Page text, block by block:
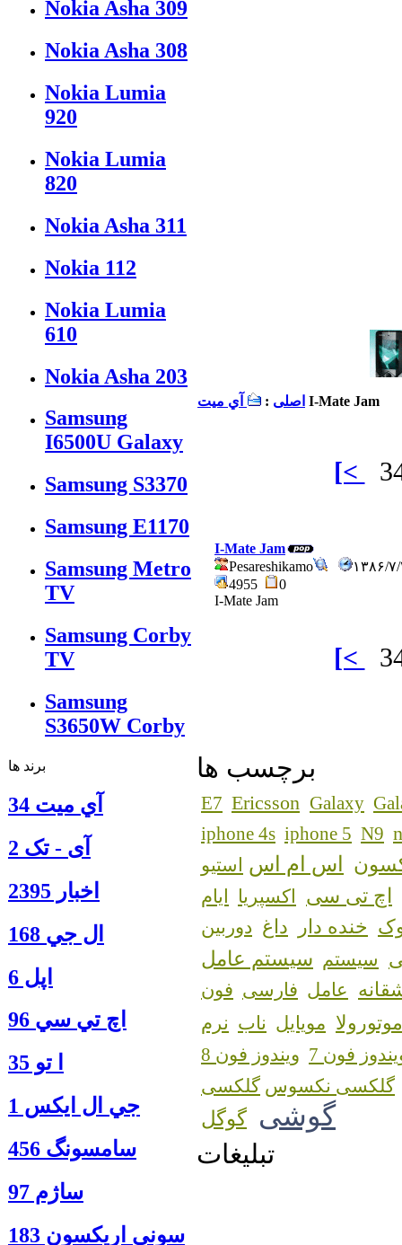
Nokia Asha 309
Nokia Asha 308
Nokia Lumia
920
Nokia Lumia
820
Nokia Asha 311
Nokia 112
Nokia Lumia
610
Nokia Asha 203
Samsung
I6500U Galaxy
Samsung S3370
Samsung E1170
Samsung Metro
TV
Samsung Corby
TV
Samsung
S3650W Corby
برند ها
آي ميت 34
آی - تک 2
اخبار 2395
ال جي 168
اپل 6
اچ تي سي 96
ا‍ تو 35
جي ال ايكس 1
سامسونگ 456
ساژم 97
سوني اريكسون 183
اصلی : آي ميت I-Mate Jam
[<
I-Mate Jam
Pesareshikamo
۶:۵۲
4955
0
I-Mate Jam
[<
برچسب ها
E7 Ericsson Galaxy
iphone 4s iphone 5 N9
اس ام اس استیو
اچ تی سی اکسپریا ایام
خنده دار داغ دوربین
سیستم سیستم عامل
عامل فارسی فون
موتورولا مویایل ناب نرم
فون 7
ویندوز فون 8
گلکسی نکسوس
گوشی گوگل
تبلیغات